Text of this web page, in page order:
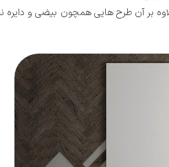
بر آن طرح هایی همچون بیضی و دایره